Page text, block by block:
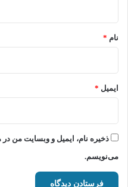
نام *
ایمیل *
ذخیره نام، ایمیل و وبسایت من در
می‌نویسم.